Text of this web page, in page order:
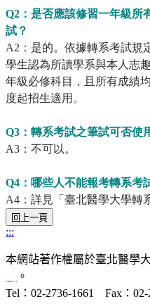
Q2：是否應該修習一年級所
試？
A2：是的。依據轉系考試規
學生認為所讀學系與本人志
年級必修科目，且所有成績
度起招生適用。
Q3：轉系考試之筆試可否使
A3：不可以。
Q4：哪些人不能報考轉系考
A4：詳見「臺北醫學大學轉
:::
本網站著作權屬於臺北醫學
。
Tel：02-2736-1661 Fax：02-